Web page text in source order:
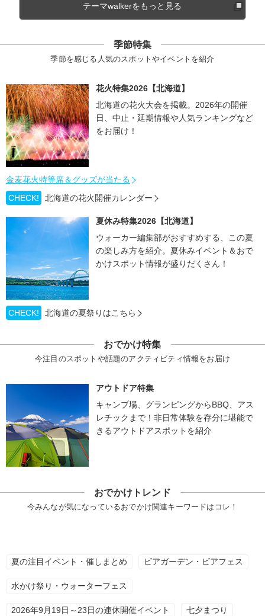
テーマwalkerをもっと見る
季節特集
季節を感じる人気のスポットやイベントを紹介
花火特集2026【北海道】
北海道の花火大会を掲載。2026年の開催
日、中止・延期情報や人気ランキングなど
をお届け！
金麦花火特等席＆グッズが当たる
CHECK!
北海道の花火開催カレンダー
夏休み特集2026【北海道】
ウォーカー編集部がおすすめする、この夏
の楽しみ方を紹介。夏休みイベント＆おで
かけスポット情報が盛りだくさん！
CHECK! 北海道の夏祭りはこちら
おでかけ特集
今注目のスポットや話題のアクティビティ情報をお届け
アウトドア特集
キャンプ場、グランピングからBBQ、アス
レチックまで！非日常体験を存分に堪能で
きるアウトドアスポットを紹介
おでかけトレンド
今みんなが気になっているおでかけ関連キーワードはコレ！
夏の注目イベント・催しまとめ ビアガーデン・ビアフェス
水かけ祭り・ウォーターフェス
2026年9月19日～23日の連休開催イベント 七夕まつり